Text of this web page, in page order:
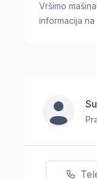
Vršimo
informacija na